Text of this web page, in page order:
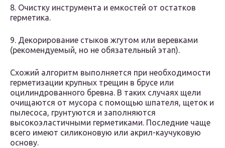
8. Очистку инструмента и емкостей от остатков
герметика.
9. Декорирование стыков жгутом или веревками
(рекомендуемый, но не обязательный этап).
Схожий алгоритм выполняется при необходимости
герметизации крупных трещин в брусе или
оцилиндрованного бревна. В таких случаях щели
очищаются от мусора с помощью шпателя, щеток и
пылесоса, грунтуются и заполняются
высокоэластичными герметиками. Последние чаще
всего имеют силиконовую или акрил-каучуковую
основу.